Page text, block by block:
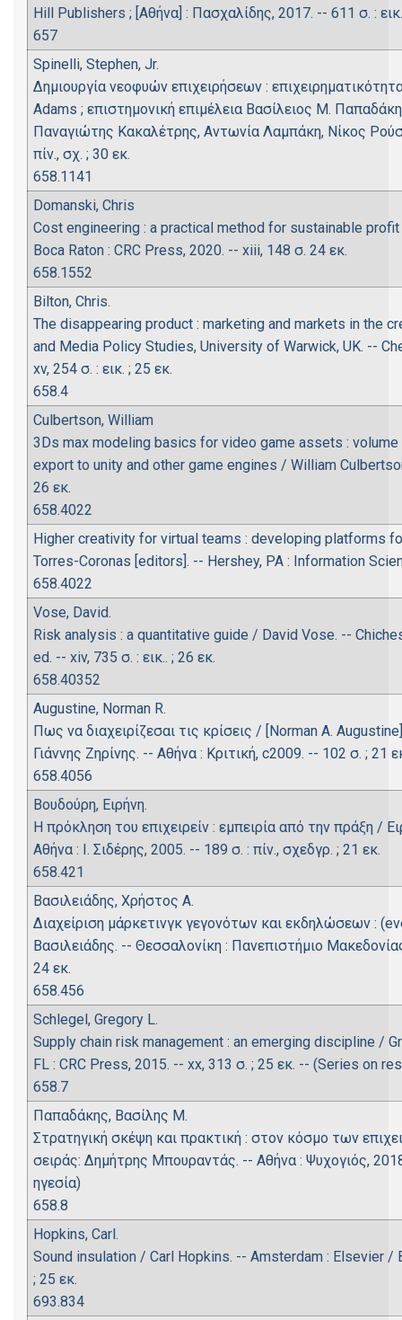
Hill Publishers ; [Αθήνα] : Πασχαλίδης, 2017. -- 611 σ. :
657
Spinelli, Stephen, Jr.
Δημιουργία νεοφυών επιχειρήσεων :
Adams ; επιστημονική επιμέλεια Βασίλειος Μ.
Παναγιώτης Κακαλέτρης, Αντωνία Λαμπάκη, Νίκος
πίν., σχ. ; 30 εκ.
658.1141
Domanski, Chris
Cost engineering : a practical method for sustainable
Boca Raton : CRC Press, 2020. -- xiii, 148 σ. 24 εκ.
658.1552
Bilton, Chris.
The disappearing product : marketing and markets in the
and Media Policy Studies, University of Warwick, UK. --
xv, 254 σ. : εικ. ; 25 εκ.
658.4
Culbertson, William
3Ds max modeling basics for video game assets :
export to unity and other game engines / William
26 εκ.
658.4022
Higher creativity for virtual teams : developing platforms
Torres-Coronas [editors]. -- Hershey, PA : Information
658.4022
Vose, David.
Risk analysis : a quantitative guide / David Vose. --
ed. -- xiv, 735 σ. : εικ.. ; 26 εκ.
658.40352
Augustine, Norman R.
Πως να διαχειρίζεσαι τις κρίσεις / [Norman A.
Γιάννης Ζηρίνης. -- Αθήνα : Κριτική, c2009. -- 102 σ. ; 21
658.4056
Βουδούρη, Ειρήνη.
Η πρόκληση του επιχειρείν : εμπειρία από την πράξη /
Αθήνα : Ι. Σιδέρης, 2005. -- 189 σ. : πίν., σχεδγρ. ; 21 εκ.
658.421
Βασιλειάδης, Χρήστος Α.
Διαχείριση μάρκετινγκ γεγονότων και εκδηλώσεων :
Βασιλειάδης. -- Θεσσαλονίκη : Πανεπιστήμιο
24 εκ.
658.456
Schlegel, Gregory L.
Supply chain risk management : an emerging discipline /
FL : CRC Press, 2015. -- xx, 313 σ. ; 25 εκ. -- (Series on
658.7
Παπαδάκης, Βασίλης Μ.
Στρατηγική σκέψη και πρακτική : στον κόσμο των
σειράς: Δημήτρης Μπουραντάς. -- Αθήνα : Ψυχογιός,
ηγεσία)
658.8
Hopkins, Carl.
Sound insulation / Carl Hopkins. -- Amsterdam : Elsevier /
; 25 εκ.
693.834